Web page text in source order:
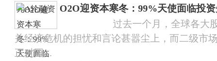
O2O迎资本寒冬：99%天使面临投
过去一个月，全球各大股市
关经济危机的担忧和言论甚嚣尘上，而二级市
正对国...